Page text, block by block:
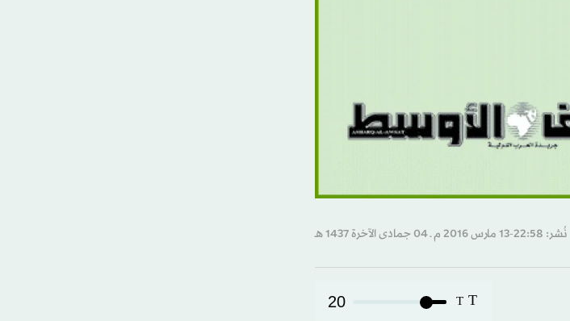
نُشر: 22:58-13 مارس 2016 م ـ 04 جمادى الآخرة 1437 هـ
T
T
20